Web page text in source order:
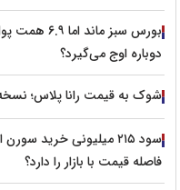
بورس سبز
دوباره اوج می‌گیرد؟
شوک به قیمت رانا پلاس؛ نسخه دیسکی ۱.۵۸
سود ۲۱۵ میلیونی خرید
فاصله قیمت با بازار را دارد؟